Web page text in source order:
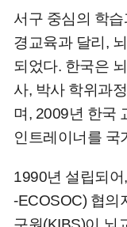
서구 중심의 학
경교육과 달리,
되었다. 한국은
사, 박사 학위과
며, 2009년 한국
인트레이너를 국
1990년 설립되
-ECOSOC) 협의